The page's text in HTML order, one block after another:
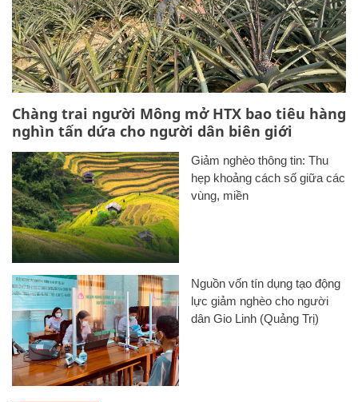
Chàng trai người Mông mở HTX bao tiêu hàng
nghìn tấn dứa cho người dân biên giới
Giảm nghèo thông tin: Thu
hẹp khoảng cách số giữa các
vùng, miền
Nguồn vốn tín dụng tạo động
lực giảm nghèo cho người
dân Gio Linh (Quảng Trị)